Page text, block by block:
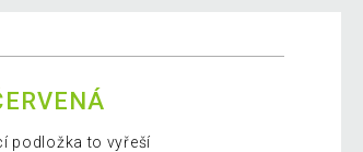
podložka to vyřeší